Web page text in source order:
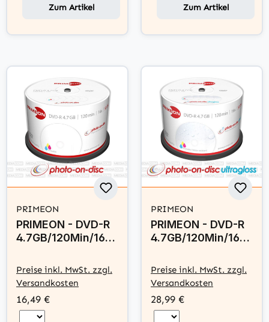
Zum Artikel Zum Artikel
PRIMEON
PRIMEON - DVD-R
4.7GB/120Min/16x
- photo-on-disc,
Inkjet Full Size
Printable Surface
Preise inkl. MwSt. zzgl.
Versandkosten
16,49 €
PRIMEON
PRIMEON - DVD-R
4.7GB/120Min/16x
- photo-on-disc
ultragloss, Water
resistant, Inkjet
Full Size Printable
Surface
Preise inkl. MwSt. zzgl.
Versandkosten
28,99 €